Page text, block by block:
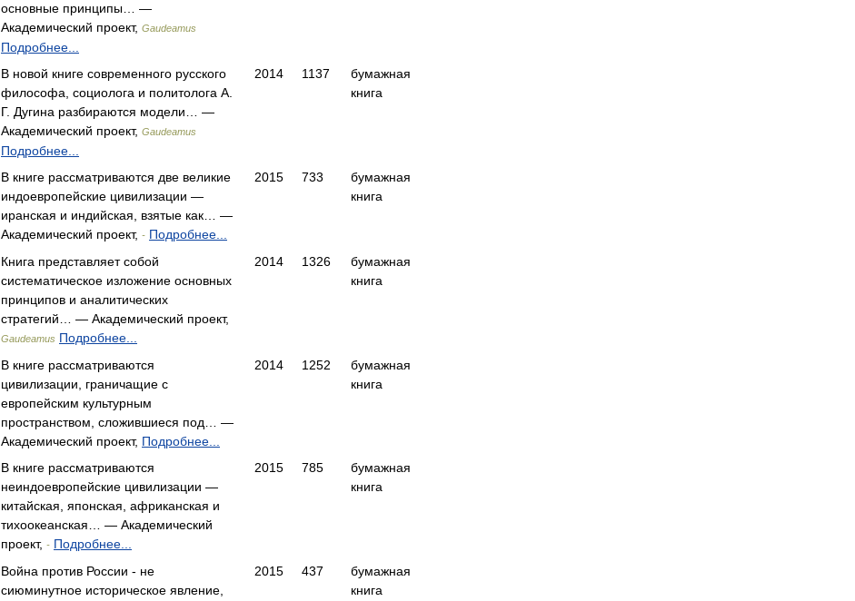
основные принципы… —
Академический проект, Gaudeamus
Подробнее...
В новой книге современного русского
философа, социолога и политолога А.
Г. Дугина разбираются модели… —
Академический проект, Gaudeamus
Подробнее...
2014 1137
бумажная
книга
В книге рассматриваются две великие
индоевропейские цивилизации —
иранская и индийская, взятые как… —
Академический проект, - Подробнее...
2015 733
бумажная
книга
Книга представляет собой
систематическое изложение основных
принципов и аналитических
стратегий… — Академический проект,
Gaudeamus Подробнее...
2014 1326
бумажная
книга
В книге рассматриваются
цивилизации, граничащие с
европейским культурным
пространством, сложившиеся под… —
Академический проект, Подробнее...
2014 1252
бумажная
книга
В книге рассматриваются
неиндоевропейские цивилизации —
китайская, японская, африканская и
тихоокеанская… — Академический
проект, - Подробнее...
2015 785
бумажная
книга
Война против России - не
сиюминутное историческое явление,
2015 437
бумажная
книга